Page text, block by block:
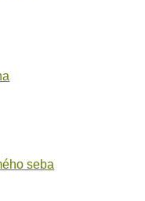
seba